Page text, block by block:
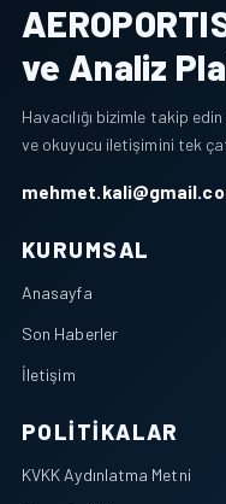
ve Analiz
Havacılığı bizimle takip
ve okuyucu iletişimini tek
KURUMSAL
Anasayfa
Son Haberler
İletişim
POLITIKALAR
KVKK Aydınlatma Metni